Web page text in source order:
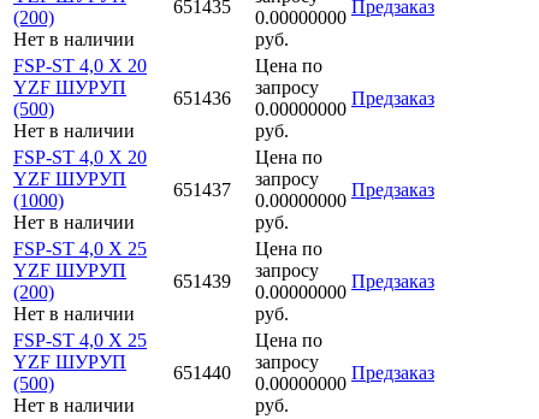
(200)
Нет в наличии
651435
0.00000000
руб.
Предзаказ
FSP-ST 4,0 X 20
YZF ШУРУП
(500)
Нет в наличии
651436
Цена по
запросу
0.00000000
руб.
Предзаказ
FSP-ST 4,0 X 20
YZF ШУРУП
(1000)
Нет в наличии
651437
Цена по
запросу
0.00000000
руб.
Предзаказ
FSP-ST 4,0 X 25
YZF ШУРУП
(200)
Нет в наличии
651439
Цена по
запросу
0.00000000
руб.
Предзаказ
FSP-ST 4,0 X 25
YZF ШУРУП
(500)
Нет в наличии
651440
Цена по
запросу
0.00000000
руб.
Предзаказ